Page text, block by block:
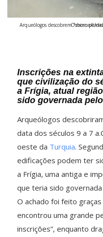
Arqueólogos descobrem "reino perdido" do
Inscrições na
que civilização do
a Frígia, atual
sido governada
Arqueólogos
data dos séculos 9 a 7
oeste da Turquia.
edificações podem ter
a Frígia, uma antiga e
que teria sido
O achado foi feito
encontrou uma grande
inscrições”, enquanto